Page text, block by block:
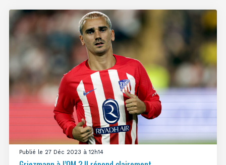
Publié le 27 Déc 2023 à 12h14